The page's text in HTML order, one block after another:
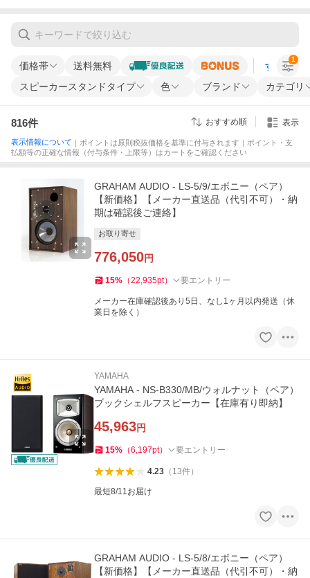
価格帯 送料無料 すべての条
スピーカースタンドタイプ 色 ブランド カテゴリ
1
816件 おすすめ順 表示
表示情報について ｜ポイントは原則税抜価格を基準に付与されます｜ポイント・支
払額等の正確な情報（付与条件・上限等）はカートをご確認ください
GRAHAM AUDIO - LS-5/9/エボニー（ペア）
【新価格】【メーカー直送品（代引不可）・納
期は確認後ご連絡】
お取り寄せ
776,050円
15% （22,935pt） 要エントリー
メーカー在庫確認後あり5日、なし1ヶ月以内発送（休
業日を除く）
YAMAHA
YAMAHA - NS-B330/MB/ウォルナット（ペア）
ブックシェルフスピーカー【在庫有り即納】
45,963円
15% （6,197pt） 要エントリー
4.23（ 13件）
最短8/11お届け
GRAHAM AUDIO - LS-5/8/エボニー（ペア）
【新価格】【メーカー直送品（代引不可）・納